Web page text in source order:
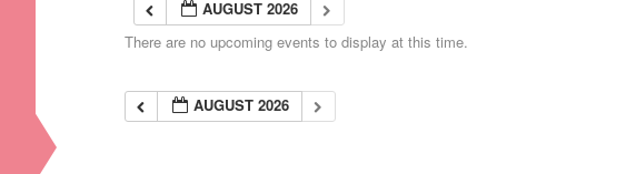
AUGUST 2026
There are no upcoming events to display at this time.
AUGUST 2026